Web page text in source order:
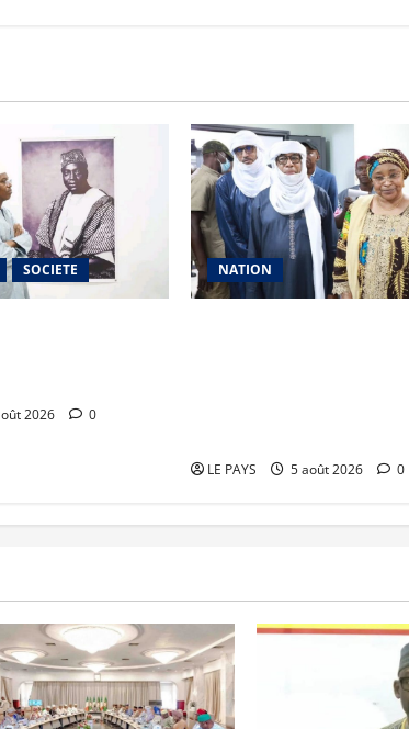
SOCIETE
2026 0
NATION
LE PAYS 5 août 2026 0